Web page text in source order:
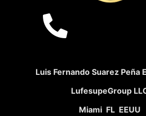
Luis Fernando Suarez Peña
LufesupeGroup
Miami FL EEUU